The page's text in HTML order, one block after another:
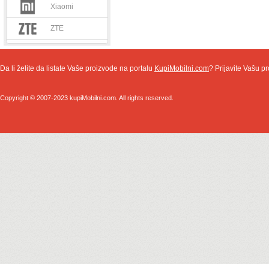
Xiaomi
ZTE
Da li želite da listate Vaše proizvode na portalu KupiMobilni.com? Prijavite Vašu
Copyright © 2007-2023 kupiMobilni.com. All rights reserved.